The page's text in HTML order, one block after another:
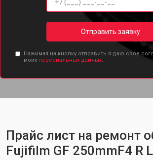
Отправить заявку
Нажимая на кнопку отправить я даю свое
моих персональных данных.
Прайс лист на ремонт
Fujifilm GF 250mmF4 R